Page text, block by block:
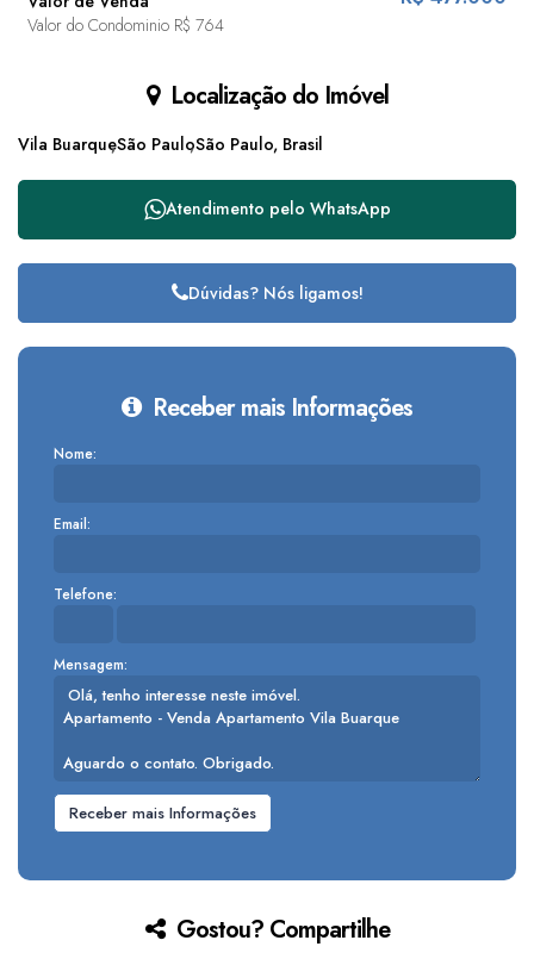
Valor do Condominio R$ 764
Localização do Imóvel
Vila BuarqueSão PauloSão Paulo, Brasil
Atendimento pelo WhatsApp
Dúvidas? Nós ligamos!
Receber mais Informações
Nome:
Email:
Telefone:
Mensagem:
Gostou? Compartilhe